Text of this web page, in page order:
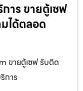
าร ขายตู้เซฟ
ได้ตลอด
ขายตู้เซฟ รับติด
การ